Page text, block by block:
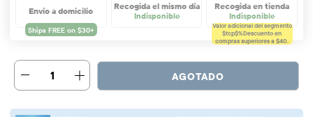
Envío a domicilio Recogida el mismo día
Indisponible
Recogida en tienda
Indisponible
Valor adicional del segmento
$tcp$%Descuento en
compras superiores a $40.
1 AGOTADO